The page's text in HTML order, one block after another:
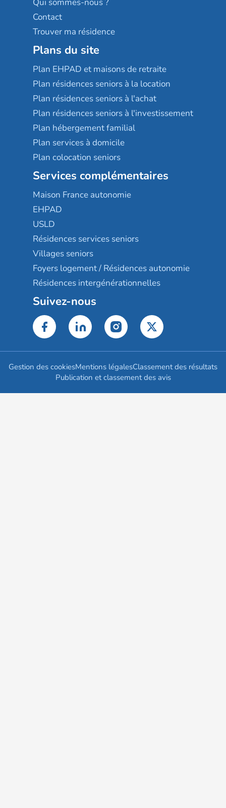
Qui sommes-nous ?
Contact
Trouver ma résidence
Plans du site
Plan EHPAD et maisons de retraite
Plan résidences seniors à la location
Plan résidences seniors à l'achat
Plan résidences seniors à l'investissement
Plan hébergement familial
Plan services à domicile
Plan colocation seniors
Services complémentaires
Maison France autonomie
EHPAD
USLD
Résidences services seniors
Villages seniors
Foyers logement / Résidences autonomie
Résidences intergénérationnelles
Suivez-nous
Gestion des cookiesMentions légalesClassement des résultats
Publication et classement des avis